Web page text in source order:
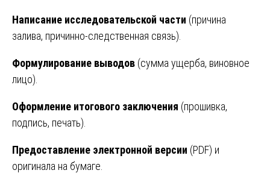
Написание исследовательской части (причина
залива, причинно-следственная связь).
Формулирование выводов (сумма ущерба, виновное
лицо).
Оформление итогового заключения (прошивка,
подпись, печать).
Предоставление электронной версии (PDF) и
оригинала на бумаге.